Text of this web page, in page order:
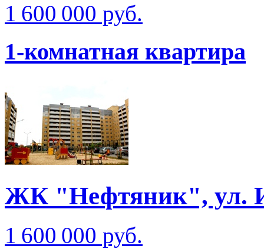
1 600 000 руб.
1-комнатная квартира
ЖК "Нефтяник", ул.
1 600 000 руб.